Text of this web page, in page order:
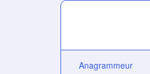
Anagrammeur